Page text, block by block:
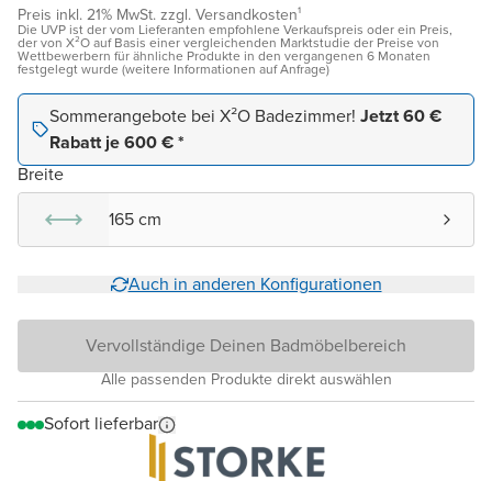
Preis inkl. 21% MwSt. zzgl. Versandkosten¹
Die UVP ist der vom Lieferanten empfohlene Verkaufspreis oder ein Preis,
der von X²O auf Basis einer vergleichenden Marktstudie der Preise von
Wettbewerbern für ähnliche Produkte in den vergangenen 6 Monaten
festgelegt wurde (weitere Informationen auf Anfrage)
Sommerangebote bei X²O Badezimmer! Jetzt 60 €
Rabatt je 600 € *
Breite
165 cm
Auch in anderen Konfigurationen
Vervollständige Deinen Badmöbelbereich
Alle passenden Produkte direkt auswählen
Sofort lieferbar